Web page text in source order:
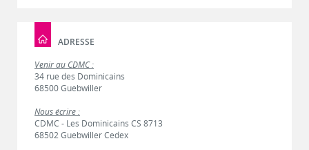
ADRESSE
Venir au CDMC :
34 rue des Dominicains
68500 Guebwiller
Nous écrire :
CDMC - Les Dominicains CS 8713
68502 Guebwiller Cedex